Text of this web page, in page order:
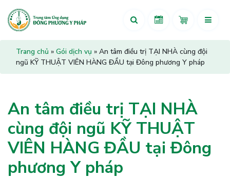
Trang chủ » Gói dịch vụ » An tâm điều trị TẠI NHÀ cùng đội
ngũ KỸ THUẬT VIÊN HÀNG ĐẦU tại Đông phương Y pháp
An tâm điều trị TẠI NHÀ
cùng đội ngũ KỸ THUẬT
VIÊN HÀNG ĐẦU tại Đông
phương Y pháp